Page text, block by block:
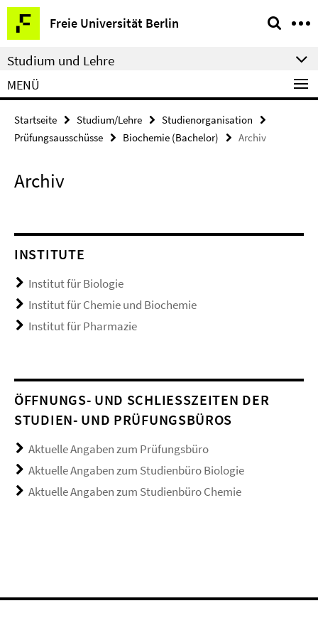
Springe
direkt
zu
Inhalt
Freie Universität Berlin
Service-
Navigation
Studium und Lehre
MENÜ
Startseite Studium/Lehre
Studienorganisation
Prüfungsausschüsse
Biochemie (Bachelor) Archiv
Archiv
INSTITUTE
Institut für Biologie
Institut für Chemie und Biochemie
Institut für Pharmazie
ÖFFNUNGS- UND SCHLIESSZEITEN DER S
TUDIEN- UND PRÜFUNGSBÜROS
Aktuelle Angaben zum Prüfungsbüro
Aktuelle Angaben zum Studienbüro Biologie
Aktuelle Angaben zum Studienbüro Chemie